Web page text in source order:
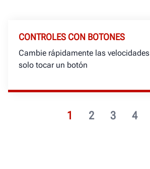
1 2 3 4
CONTROLES CON BOTONES
Cambie rápidamente las
solo tocar un botón